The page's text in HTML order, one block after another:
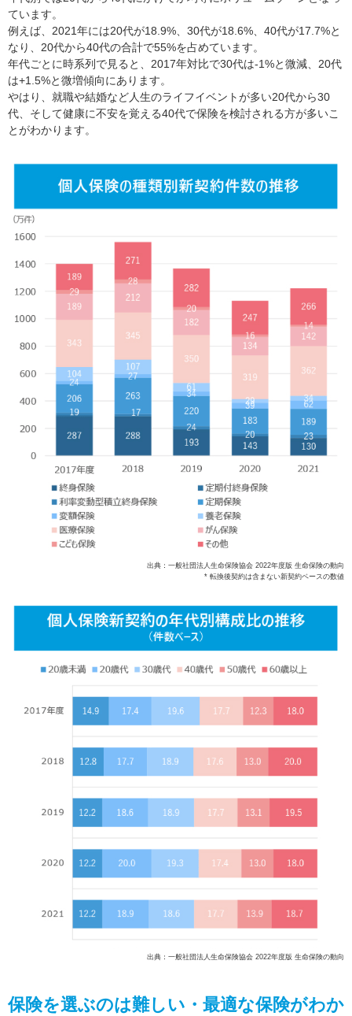
ています。
例えば、2021年には20代が18.9%、30代が18.6%、40代が17.7%と
なり、20代から40代の合計で55%を占めています。
年代ごとに時系列で見ると、2017年対比で30代は-1%と微減、20代
は+1.5%と微増傾向にあります。
やはり、就職や結婚など人生のライフイベントが多い20代から30
代、そして健康に不安を覚える40代で保険を検討される方が多いこ
とがわかります。
出典：一般社団法人生命保険協会 2022年度版 生命保険の動向
* 転換後契約は含まない新契約ベースの数値
出典：一般社団法人生命保険協会 2022年度版 生命保険の動向
保険を選ぶのは難しい・最適な保険がわか